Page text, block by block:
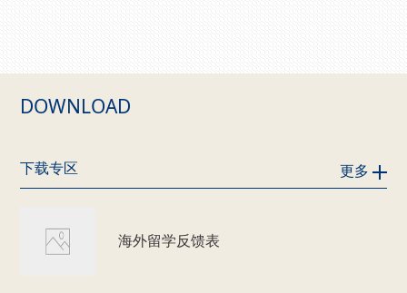
得华南理工大学材料科学与工程博士学位，现为华
DOWNLOAD
更多
下载专区
海外留学反馈表